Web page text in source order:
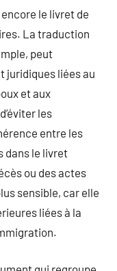
le livret de
La traduction
peut
juridiques liées au
et aux
les
entre les
dans le livret
ou des actes
sensible, car elle
liées à la